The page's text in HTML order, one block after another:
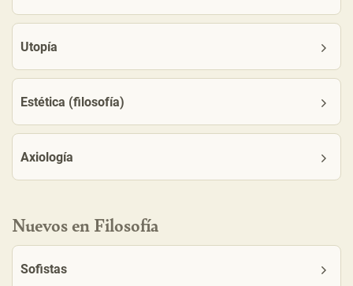
Utopía
Estética (filosofía)
Axiología
Nuevos en Filosofía
Sofistas